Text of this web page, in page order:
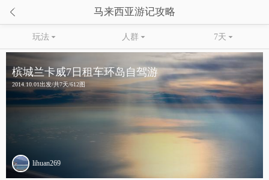
 马来西亚游记攻略
玩法 人群  7天 
槟城兰卡威7日租车环岛自驾游
2014.10.01出发/共7天/612图
lihuan269